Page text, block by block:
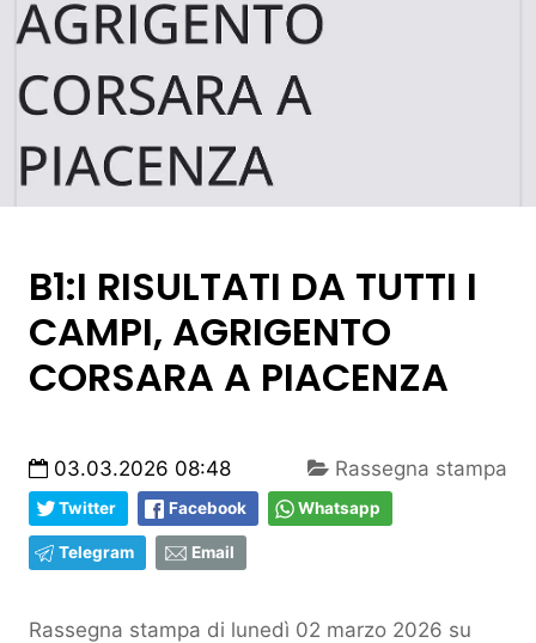
B1:I RISULTATI DA TUTTI I
CAMPI, AGRIGENTO
CORSARA A PIACENZA
03.03.2026 08:48 Rassegna stampa
Twitter Facebook Whatsapp
Telegram Email
Rassegna stampa di lunedì 02 marzo 2026 su